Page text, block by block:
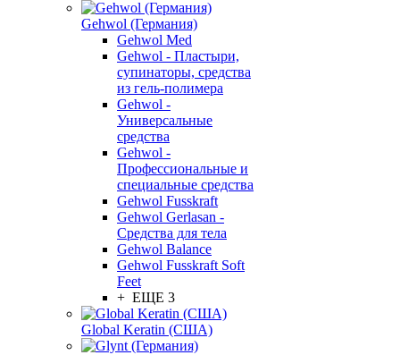
Gehwol (Германия)
Gehwol Med
Gehwol - Пластыри,
супинаторы, средства
из гель-полимера
Gehwol -
Универсальные
средства
Gehwol -
Профессиональные и
специальные средства
Gehwol Fusskraft
Gehwol Gerlasan -
Средства для тела
Gehwol Balance
Gehwol Fusskraft Soft
Feet
+ ЕЩЕ 3
Global Keratin (США)